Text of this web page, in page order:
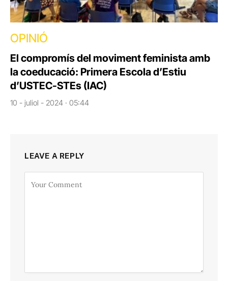
OPINIÓ
El compromís del moviment feminista amb
la coeducació: Primera Escola d’Estiu
d’USTEC-STEs (IAC)
10 - juliol - 2024 · 05:44
LEAVE A REPLY